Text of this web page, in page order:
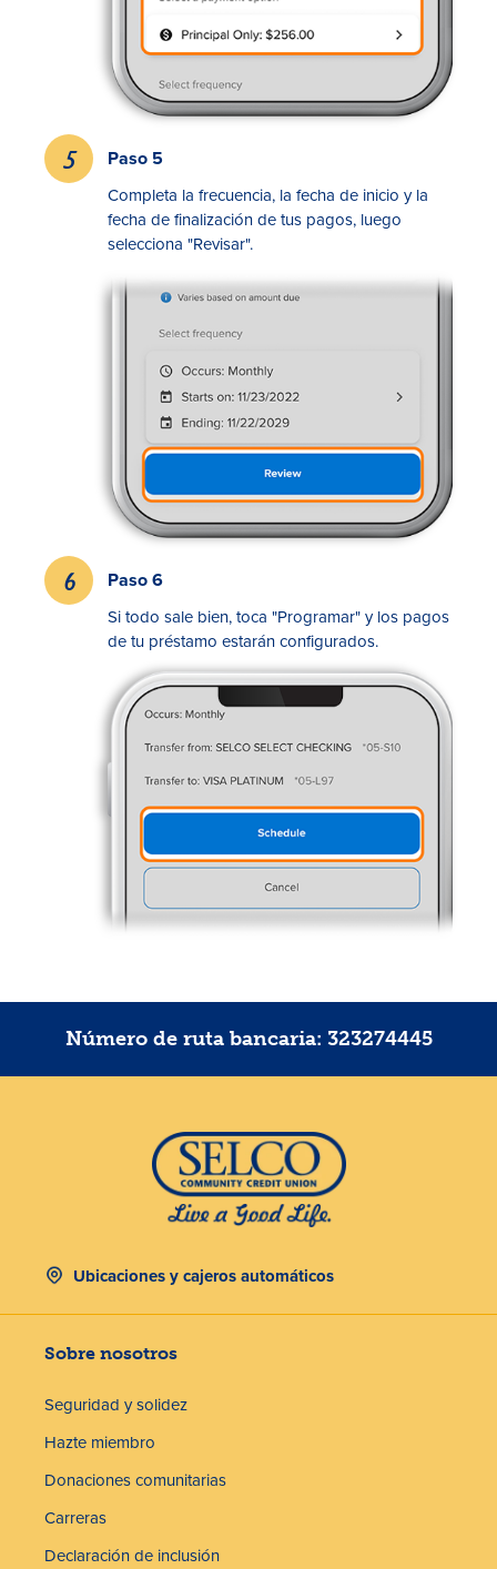
Paso 5
Completa la frecuencia, la fecha de inicio y la
fecha de finalización de tus pagos, luego
selecciona "Revisar".
Paso 6
Si todo sale bien, toca "Programar" y los pagos
de tu préstamo estarán configurados.
Número de ruta bancaria: 323274445
Ubicaciones y cajeros automáticos
Sobre nosotros
Seguridad y solidez
Hazte miembro
Donaciones comunitarias
Carreras
Declaración de inclusión